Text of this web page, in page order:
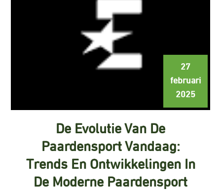
27
februari
2025
De Evolutie Van De
Paardensport Vandaag:
Trends En Ontwikkelingen In
De Moderne Paardensport